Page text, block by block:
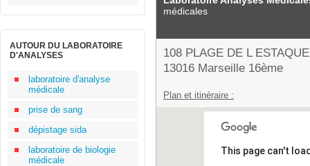
AUTOUR DU LABORATOIRE
D'ANALYSES
laboratoire d'analyse
médicale
prise de sang
dépistage sida
laboratoire de biologie
médicale
médicales
108 PLAGE DE L ESTAQUE
13016 Marseille 16ème
Plan et itinéraire :
This page can't